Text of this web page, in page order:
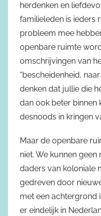
herdenken en
familieleden is ieders
probleem mee
openbare ruimte
omschrijvingen van
“bescheidenheid,
denken dat jullie die
dan ook beter binnen
desnoods in kringen
Maar de openbare
niet. We kunnen
daders van koloniale
gedreven door
met een achtergrond
er eindelijk in